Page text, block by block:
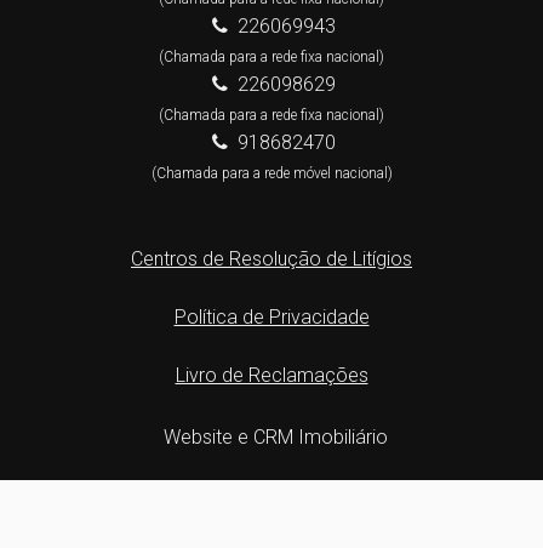
226069943
(Chamada para a rede fixa nacional)
226098629
(Chamada para a rede fixa nacional)
918682470
(Chamada para a rede móvel nacional)
Centros de Resolução de Litígios
Política de Privacidade
Livro de Reclamações
Website e CRM Imobiliário